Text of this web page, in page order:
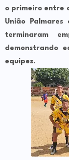
o primeiro entre
União
terminaram
demonstrando
equipes.